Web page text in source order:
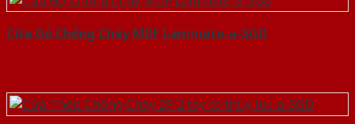
Cửa Gỗ Chống Cháy MDF Laminate-a-SGD